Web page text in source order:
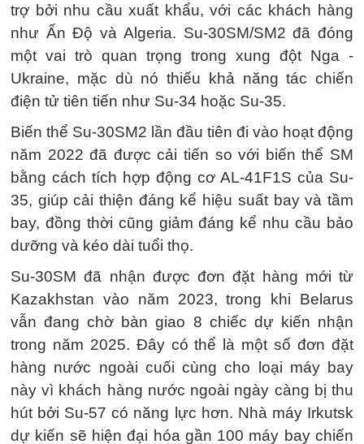
trợ bởi nhu cầu xuất khẩu, với các khách hàng
như Ấn Độ và Algeria. Su-30SM/SM2 đã đóng
một vai trò quan trọng trong xung đột Nga -
Ukraine, mặc dù nó thiếu khả năng tác chiến
điện tử tiên tiến như Su-34 hoặc Su-35.
Biến thể Su-30SM2 lần đầu tiên đi vào hoạt động
năm 2022 đã được cải tiến so với biến thể SM
bằng cách tích hợp động cơ AL-41F1S của Su-
35, giúp cải thiện đáng kể hiệu suất bay và tầm
bay, đồng thời cũng giảm đáng kể nhu cầu bảo
dưỡng và kéo dài tuổi thọ.
Su-30SM đã nhận được đơn đặt hàng mới từ
Kazakhstan vào năm 2023, trong khi Belarus
vẫn đang chờ bàn giao 8 chiếc dự kiến nhận
trong năm 2025. Đây có thể là một số đơn đặt
hàng nước ngoài cuối cùng cho loại máy bay
này vì khách hàng nước ngoài ngày càng bị thu
hút bởi Su-57 có năng lực hơn. Nhà máy Irkutsk
dự kiến ​​sẽ hiện đại hóa gần 100 máy bay chiến